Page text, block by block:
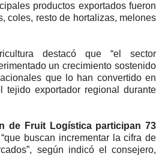
productos exportados fueron
coles, resto de hortalizas, melones
destacó que “el sector
un crecimiento sostenido
que lo han convertido en
tejido exportador regional durante
de Fruit Logística participan 73
buscan incrementar la cifra de
según indicó el consejero,